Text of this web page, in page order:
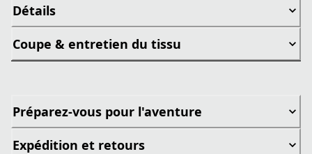
Détails
Coupe & entretien du tissu
Préparez-vous pour l'aventure
Expédition et retours